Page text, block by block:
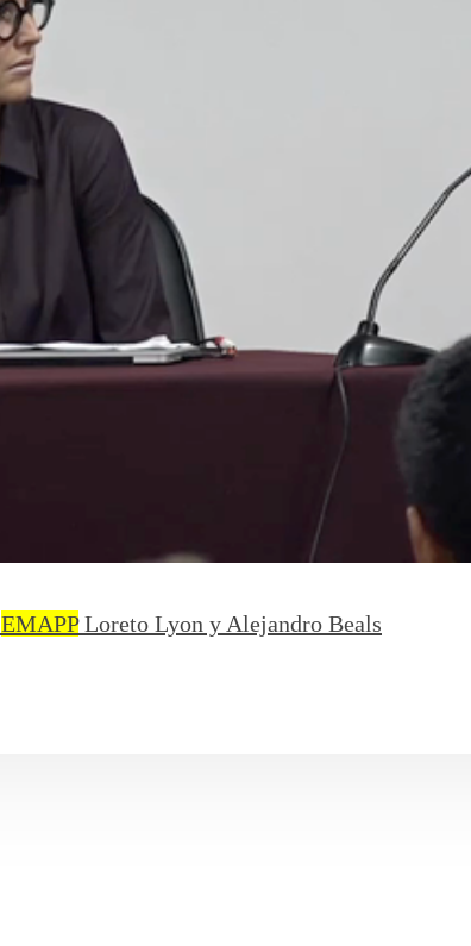
EMAPPLoreto Lyon y Alejandro Beals